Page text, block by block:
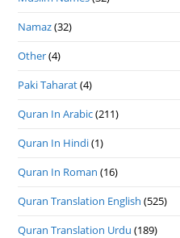
Namaz(32)
Other(4)
Paki Taharat(4)
Quran In Arabic(211)
Quran In Hindi(1)
Quran In Roman (16)
Quran Translation English (525)
Quran Translation Urdu (189)